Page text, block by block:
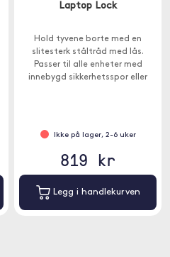
Laptop Lock
Hold tyvene borte med en
slitesterk ståltråd med lås.
Passer til alle enheter med
innebygd sikkerhetsspor eller
Ikke på lager, 2-6 uker
819 kr
Legg i handlekurven